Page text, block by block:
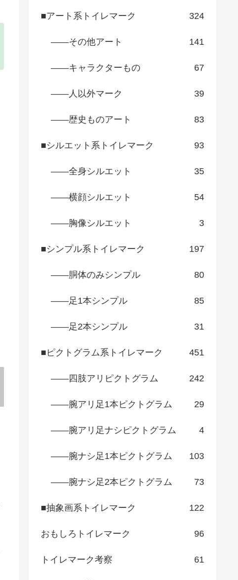
■アート系トイレマーク 324
――その他アート 141
――キャラクターもの 67
――人以外マーク 39
――歴史ものアート 83
■シルエット系トイレマーク 93
――全身シルエット 35
――横顔シルエット 54
――胸像シルエット 3
■シンプル系トイレマーク 197
――胴体のみシンプル 80
――足1本シンプル 85
――足2本シンプル 31
■ピクトグラム系トイレマーク 451
――四肢アリピクトグラム 242
――腕アリ足1本ピクトグラム 29
――腕アリ足ナシピクトグラム 4
――腕ナシ足1本ピクトグラム 103
――腕ナシ足2本ピクトグラム 73
■抽象画系トイレマーク 122
おもしろトイレマーク 96
トイレマーク考察 61